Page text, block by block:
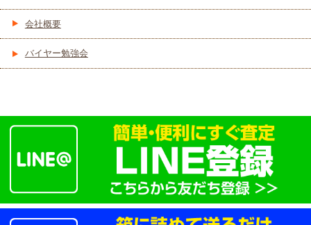
会社概要
バイヤー勉強会